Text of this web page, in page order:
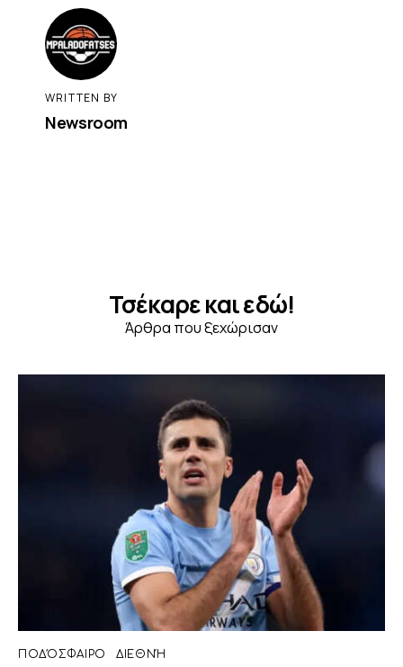
WRITTEN BY
Newsroom
Τσέκαρε και εδώ!
Άρθρα που ξεχώρισαν
ΠΟΔΌΣΦΑΙΡΟ ΔΙΕΘΝΉ